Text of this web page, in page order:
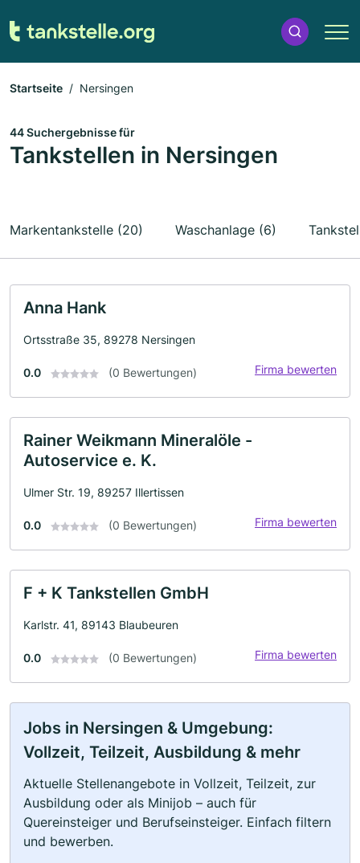
Startseite Nersingen
44 Suchergebnisse für
Tankstellen in Nersingen
Markentankstelle (20) Waschanlage (6)
Anna Hank
Ortsstraße 35, 89278 Nersingen
0.0 (0 Bewertungen) Firma bewerten
Rainer Weikmann Mineralöle -
Autoservice e. K.
Ulmer Str. 19, 89257 Illertissen
0.0 (0 Bewertungen) Firma bewerten
F + K Tankstellen GmbH
Karlstr. 41, 89143 Blaubeuren
0.0 (0 Bewertungen) Firma bewerten
Jobs in Nersingen & Umgebung:
Vollzeit, Teilzeit, Ausbildung & mehr
Aktuelle Stellenangebote in Vollzeit, Teilzeit, zur
Ausbildung oder als Minijob – auch für
Quereinsteiger und Berufseinsteiger. Einfach filtern
und bewerben.